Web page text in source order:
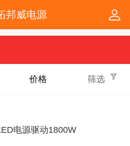
邦威电源
价格 筛选
电源驱动1800W